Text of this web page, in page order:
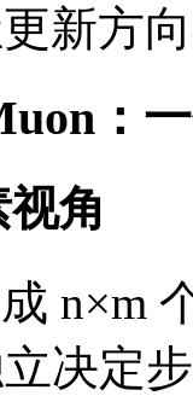
新方向
：
角
n×m
决定